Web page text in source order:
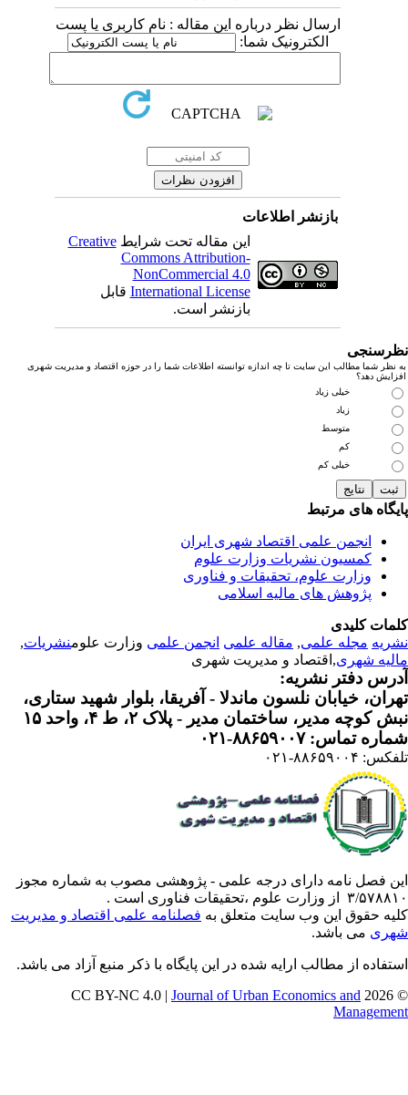
ارسال نظر درباره این مقاله : نام کاربری یا پست
الکترونیک شما:
بازنشر اطلاعات
این مقاله تحت شرایطCreative
Commons Attribution-
NonCommercial 4.0
International Licenseقابل
بازنشر است.
نظر شما مطالب این سایت تا چه اندازه توانسته اطلاعات شما را در حوزه اقتصاد و مدیریت شهری
دهد؟
خیلی زیاد
زیاد
متوسط
خیلی کم
های مرتبط
انجمن علمی اقتصاد شهری ایران
کمسیون نشریات وزارت علوم
وزارت علوم، تحقیقات و فناوری
پژوهش های مالیه اسلامی
کلیدی
مجله علمی, مقاله علمی انجمن علمیوزارت علومنشریات,
شهری ,اقتصاد و مدیریت شهری
دفتر نشریه:
خیابان نلسون ماندلا - آفریقا، بلوار شهید ستاری،
کوچه مدیر، ساختمان مدیر - پلاک ۲، ط ۴، واحد ۱۵
تماس: ۸۸۶۵۹۰۰۷-۰۲۱
۸۸۶۵۹۰۰۴-۰۲۱
فصل نامه دارای درجه علمی - پژوهشی مصوب به شماره مجوز
وزارت علوم ،تحقیقات فناوری است .
حقوق این وب سایت متعلق بهفصلنامه علمی اقتصاد و مدیریت
می باشد.
از مطالب ارایه شده در این پایگاه با ذکر منبع آزاد می باشد.
©
Journal of Urban Economics and